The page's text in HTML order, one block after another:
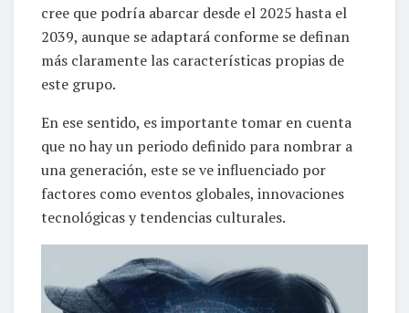
cree que podría abarcar desde el 2025 hasta el
2039, aunque se adaptará conforme se definan
más claramente las características propias de
este grupo.
En ese sentido, es importante tomar en cuenta
que no hay un periodo definido para nombrar a
una generación, este se ve influenciado por
factores como eventos globales, innovaciones
tecnológicas y tendencias culturales.